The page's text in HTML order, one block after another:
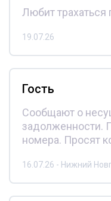
Любит трахаться
19.07.26
Гость
Сообщают о
задолженности.
номера. Просят
16.07.26 - Нижний